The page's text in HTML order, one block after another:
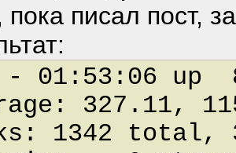
пока писал пост,
- 01:53:06
327.11,
1342 total,